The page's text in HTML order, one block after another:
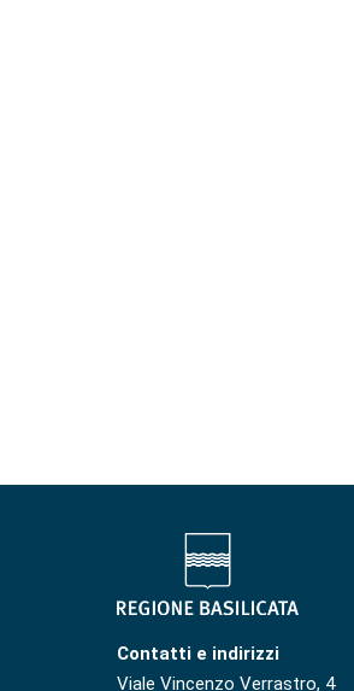
Contatti e indirizzi
Viale Vincenzo Verrastro, 4